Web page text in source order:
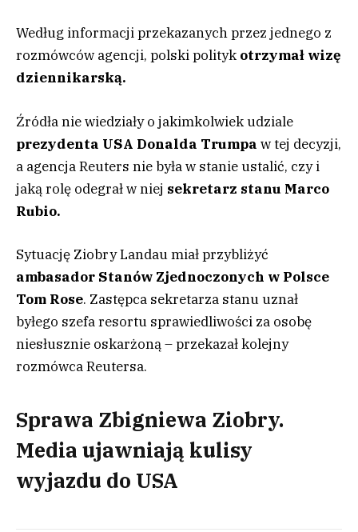
Według informacji przekazanych przez jednego z
rozmówców agencji, polski polityk otrzymał wizę
dziennikarską.
Źródła nie wiedziały o jakimkolwiek udziale
prezydenta USA Donalda Trumpa w tej decyzji,
a agencja Reuters nie była w stanie ustalić, czy i
jaką rolę odegrał w niej sekretarz stanu Marco
Rubio.
Sytuację Ziobry Landau miał przybliżyć
ambasador Stanów Zjednoczonych w Polsce
Tom Rose. Zastępca sekretarza stanu uznał
byłego szefa resortu sprawiedliwości za osobę
niesłusznie oskarżoną – przekazał kolejny
rozmówca Reutersa.
Sprawa Zbigniewa Ziobry.
Media ujawniają kulisy
wyjazdu do USA